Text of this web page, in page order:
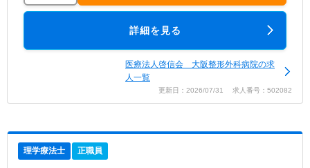
詳細を見る
医療法人啓信会 大阪整形外科病院の求
人一覧
更新日：2026/07/31 求人番号：502082
理学療法士 正職員